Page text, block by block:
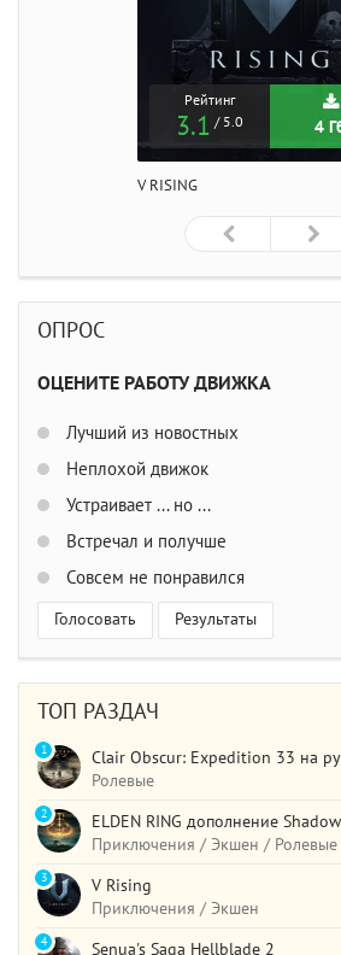
Рейтинг
3.1 / 5.0 4
V RISING
ОПРОС
ОЦЕНИТЕ РАБОТУ ДВИЖКА
Лучший из новостных
Неплохой движок
Устраивает ... но ...
Встречал и получше
Совсем не понравился
Голосовать Результаты
ТОП РАЗДАЧ
Clair Obscur: Expedition 33 на
Ролевые
1
ELDEN RING дополнение
Приключения / Экшен / Ролевые
2
V Rising
Приключения / Экшен
3
Senua's Saga Hellblade 2
4